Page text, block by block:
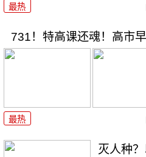
最热
731！特高课还魂！高市
最热
灭人种